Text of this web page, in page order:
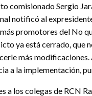
comisionado Sergio
notificó al
promotores del No
ya está cerrado, que
más modificaciones.
a la implementación,
a los colegas de RCN